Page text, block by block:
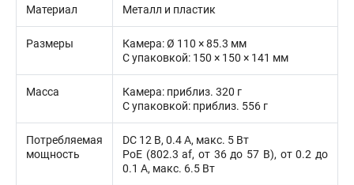
Материал Металл и пластик
Размеры
Камера: Ø 110 × 85.3 мм
С упаковкой: 150 × 150 × 141 мм
Масса
Камера: приблиз. 320 г
С упаковкой: приблиз. 556 г
Потребляемая
мощность
DC 12 В, 0.4 A, макс. 5 Вт
PoE (802.3 af, от 36 до 57 В), от 0.2 до
0.1 A, макс. 6.5 Вт